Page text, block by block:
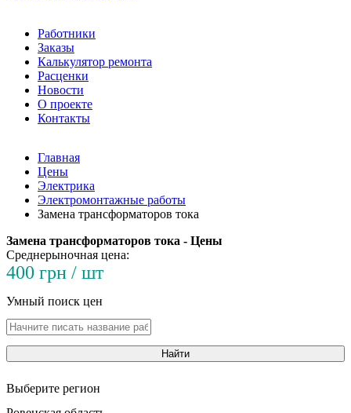
Работники
Заказы
Калькулятор ремонта
Расценки
Новости
О проекте
Контакты
Главная
Цены
Электрика
Электромонтажные работы
Замена трансформаторов тока
Замена трансформаторов тока - Цены
Среднерыночная цена:
400 грн / шт
Умный поиск цен
Найти
Выберите регион